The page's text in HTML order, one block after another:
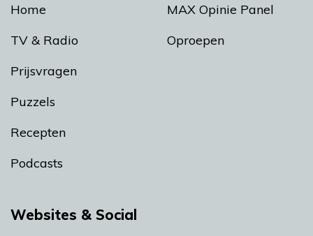
Home
TV & Radio
Prijsvragen
Puzzels
Recepten
Podcasts
MAX Opinie Panel
Oproepen
Websites & Social